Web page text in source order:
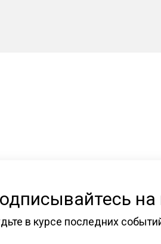
в курсе последних